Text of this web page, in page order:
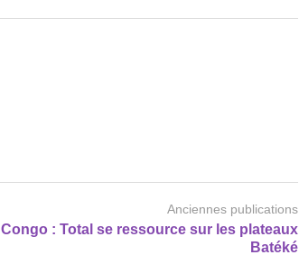
Anciennes publications
Congo : Total se ressource sur les plateaux
Batéké